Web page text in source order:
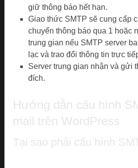
giữ thông báo hết hạn.
Giao thức SMTP sẽ cung cấp
chuyển thông báo qua 1 hoặc
trung gian nếu SMTP server
lạc và trao đổi thông tin trực
Server trung gian nhận và gửi
đích.
Hướng dẫn cấu hình
mail trên WordPress
Tại sao phải cấu hình